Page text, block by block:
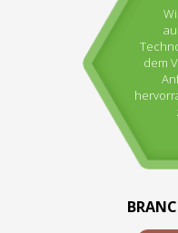
dem